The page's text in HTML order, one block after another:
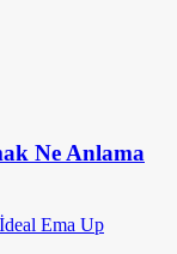
Ne Anlama
İdeal Ema Up